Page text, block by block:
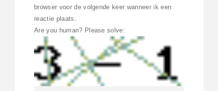
browser voor de volgende keer wanneer ik een
reactie plaats.
Are you human? Please solve: